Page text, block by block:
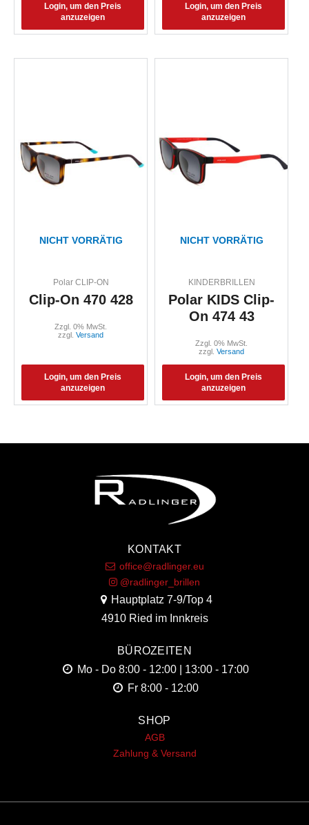
Login, um den Preis
anzuzeigen
Login, um den Preis
anzuzeigen
NICHT VORRÄTIG
Polar CLIP-ON
Clip-On 470 428
Login, um den Preis
anzuzeigen
Zzgl. 0% MwSt.
zzgl. Versand
NICHT VORRÄTIG
KINDERBRILLEN
Polar KIDS Clip-
On 474 43
Login, um den Preis
anzuzeigen
Zzgl. 0% MwSt.
zzgl. Versand
KONTAKT
office@radlinger.eu
@radlinger_brillen
Hauptplatz 7-9/Top 4
4910 Ried im Innkreis
BÜROZEITEN
Mo - Do 8:00 - 12:00 | 13:00 - 17:00
Fr 8:00 - 12:00
SHOP
AGB
Zahlung & Versand